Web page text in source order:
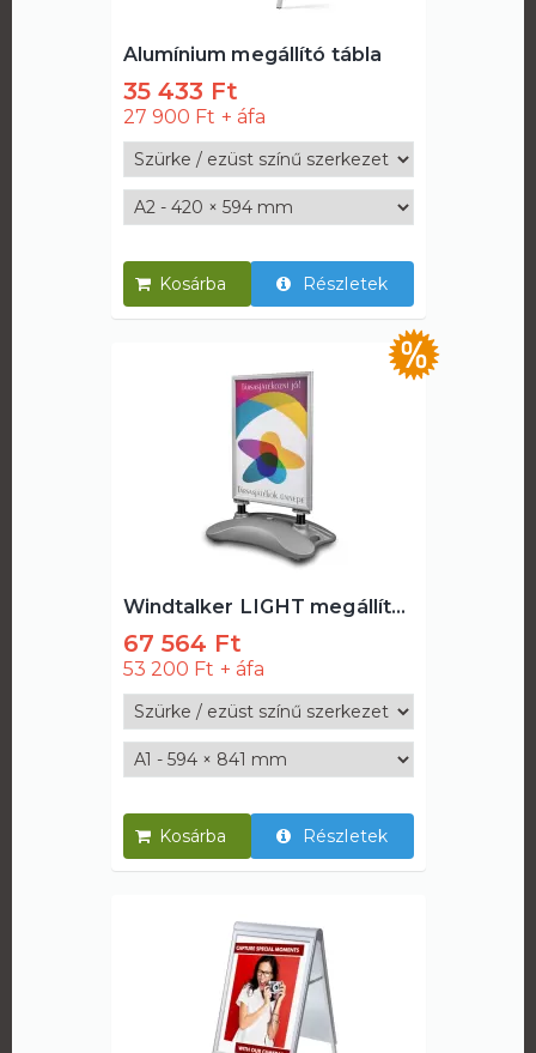
Alumínium megállító tábla
35 433 Ft
27 900 Ft
Részletek
Windtalker LIGHT megállító tábla
67 564 Ft
53 200 Ft
Részletek